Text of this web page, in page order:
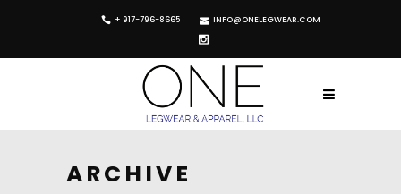
+ 917-796-8665 INFO@ONELEGWEAR.COM
ARCHIVE